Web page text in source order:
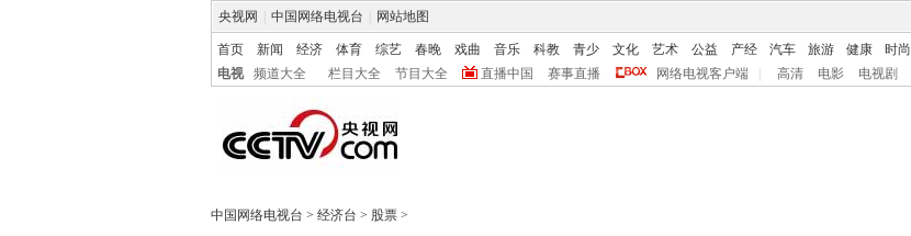
央视网 中国网络电视台 网站地图
首页 新闻 经济 体育 综艺 春晚 戏曲 音乐 科教 青少 文化 艺术 公益 产经 汽车 旅游 健康 时尚
电视
频道大全 栏目大全 节目大全 直播中国 赛事直播 网络电视客户端 高清 电影 电视剧
中国网络电视台 > 经济台 > 股票 >